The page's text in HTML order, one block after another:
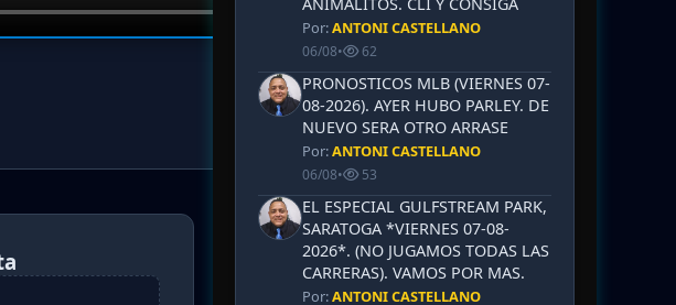
Por:ANTONI CASTELLANO
06/08• 62
PRONOSTICOS MLB (VIERNES 07-
08-2026). AYER HUBO PARLEY. DE
NUEVO SERA OTRO ARRASE
Por:ANTONI CASTELLANO
06/08• 53
EL ESPECIAL GULFSTREAM PARK,
SARATOGA *VIERNES 07-08-
2026*. (NO JUGAMOS TODAS LAS
CARRERAS). VAMOS POR MAS.
Por:ANTONI CASTELLANO